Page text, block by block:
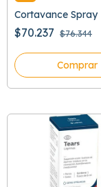
Cortavance Spray
$70.237 $76.344
Comprar